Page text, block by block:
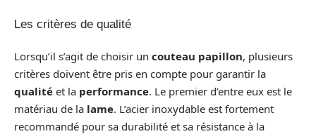
Les critères de qualité
Lorsqu’il s’agit de choisir un couteau papillon, plusieurs
critères doivent être pris en compte pour garantir la
qualité et la performance. Le premier d’entre eux est le
matériau de la lame. L’acier inoxydable est fortement
recommandé pour sa durabilité et sa résistance à la